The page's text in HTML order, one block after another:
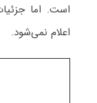
است. اما
اعلام نمی‌شود.